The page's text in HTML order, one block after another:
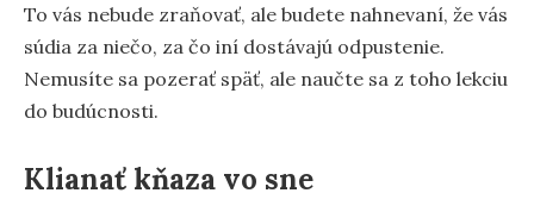
To vás nebude zraňovať, ale budete nahnevaní, že vás
súdia za niečo, za čo iní dostávajú odpustenie.
Nemusíte sa pozerať späť, ale naučte sa z toho lekciu
do budúcnosti.
Klianať kňaza vo sne